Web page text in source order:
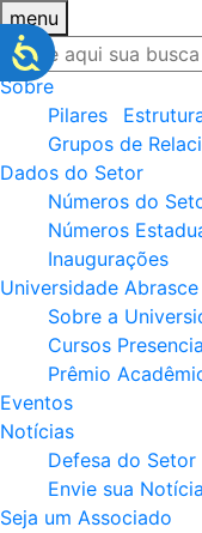
menu
Sobre
Pilares
Grupos de
Dados do Setor
Números do
Números
Inaugurações
Universidade Abrasce
Sobre a
Cursos
Prêmio
Eventos
Notícias
Defesa do Setor
Envie sua Notícia
Seja um Associado